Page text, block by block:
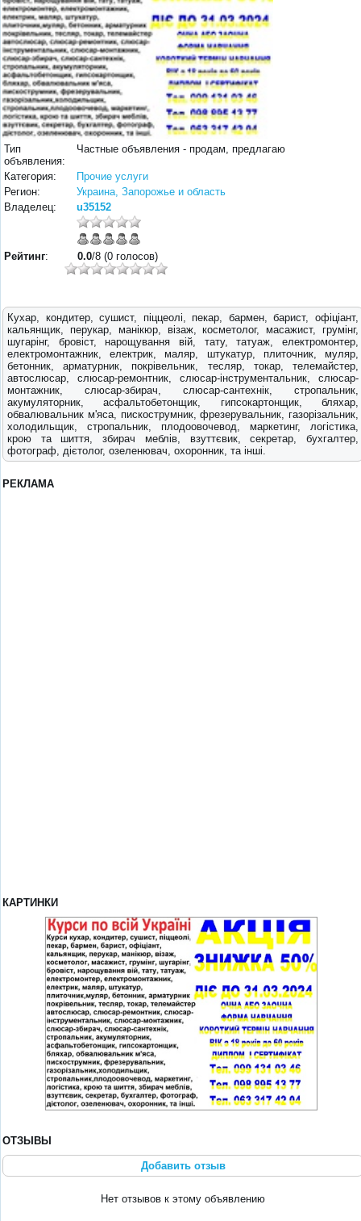
Тип
объявления:
Частные объявления - продам, предлагаю
Категория:
Прочие услуги
Регион:
Украина, Запорожье и область
Владелец:
u35152
Рейтинг: 0.0/8 (0 голосов)
Кухар, кондитер, сушист, піццеолі, пекар, бармен, барист, офіціант,
кальянщик, перукар, манікюр, візаж, косметолог, масажист, грумінг,
шугарінг, бровіст, нарощування вій, тату, татуаж, електромонтер,
електромонтажник, електрик, маляр, штукатур, плиточник, муляр,
бетонник, арматурник, покрівельник, тесляр, токар, телемайстер,
автослюсар, слюсар-ремонтник, слюсар-інструментальник, слюсар-
монтажник, слюсар-збирач, слюсар-сантехнік, стропальник,
акумуляторник, асфальтобетонщик, гипсокартонщик, бляхар,
обвалювальник м'яса, пискострумник, фрезерувальник, газорізальник,
холодильщик, стропальник, плодоовочевод, маркетинг, логістика,
крою та шиття, збирач меблів, взуттєвик, секретар, бухгалтер,
фотограф, дієтолог, озеленювач, охоронник, та інші.
РЕКЛАМА
КАРТИНКИ
ОТЗЫВЫ
Добавить отзыв
Нет отзывов к этому объявлению